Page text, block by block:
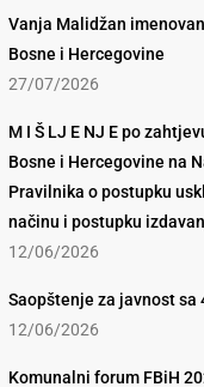
Vanja Malidžan
Bosne i Hercegovine
27/07/2026
M I Š LJ E NJ E po
Bosne i Hercegovine na
Pravilnika o postupku
načinu i postupku
12/06/2026
Saopštenje za javnost sa
12/06/2026
Komunalni forum FBiH